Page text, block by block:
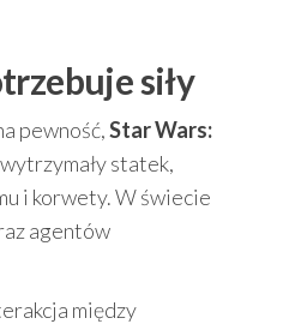
siły
pewność,Star Wars:
statek,
i korwety. W świecie
agentów
między